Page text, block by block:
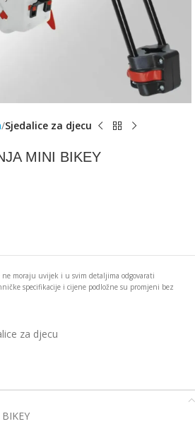
Sjedalice za djecu
MINI BIKEY
moraju uvijek i u svim detaljima odgovarati
specifikacije i cijene podložne su promjeni bez
za djecu